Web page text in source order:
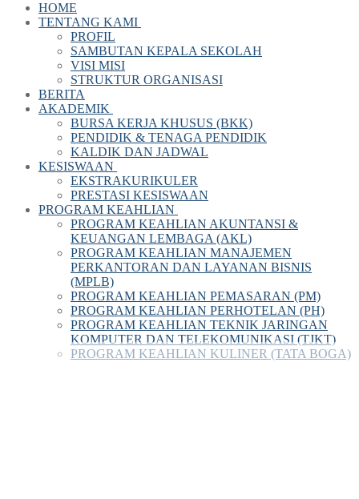
HOME
TENTANG KAMI
PROFIL
SAMBUTAN KEPALA SEKOLAH
VISI MISI
STRUKTUR ORGANISASI
BERITA
AKADEMIK
BURSA KERJA KHUSUS (BKK)
PENDIDIK & TENAGA PENDIDIK
KALDIK DAN JADWAL
KESISWAAN
EKSTRAKURIKULER
PRESTASI KESISWAAN
PROGRAM KEAHLIAN
PROGRAM KEAHLIAN AKUNTANSI &
KEUANGAN LEMBAGA (AKL)
PROGRAM KEAHLIAN MANAJEMEN
PERKANTORAN DAN LAYANAN BISNIS
(MPLB)
PROGRAM KEAHLIAN PEMASARAN (PM)
PROGRAM KEAHLIAN PERHOTELAN (PH)
PROGRAM KEAHLIAN TEKNIK JARINGAN
KOMPUTER DAN TELEKOMUNIKASI (TJKT)
PROGRAM KEAHLIAN KULINER (TATA BOGA)